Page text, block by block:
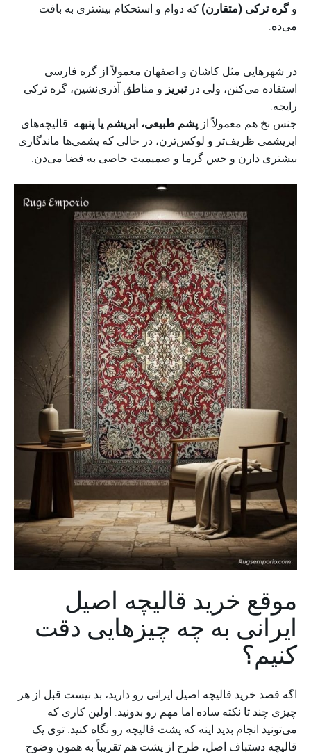
وگره ترکی (متقارن) که دوام و استحکام بیشتری به بافت
می‌ده.
در شهرهایی مثل کاشان و اصفهان معمولاً از گره فارسی
استفاده می‌کنن، ولی درتبریز و مناطق آذری‌نشین، گره ترکی
رایجه.
جنس نخ هم معمولاً از پشم طبیعی، ابریشم یا پنبهه. قالیچه‌های
ابریشمی ظریف‌تر و لوکس‌ترن، در حالی که پشمی‌ها ماندگاری
بیشتری دارن و حس گرما و صمیمیت خاصی به فضا می‌دن.
موقع خرید قالیچه اصیل
ایرانی به چه چیزهایی دقت
کنیم؟
اگه قصد خرید قالیچه اصیل ایرانی رو دارید، بد نیست قبل از هر
چیزی چند تا نکته ساده اما مهم رو بدونید. اولین کاری که
می‌تونید انجام بدید اینه که پشت قالیچه رو نگاه کنید. توی یک
قالیچه دستباف اصل، طرح از پشت هم تقریباً به همون وضوح